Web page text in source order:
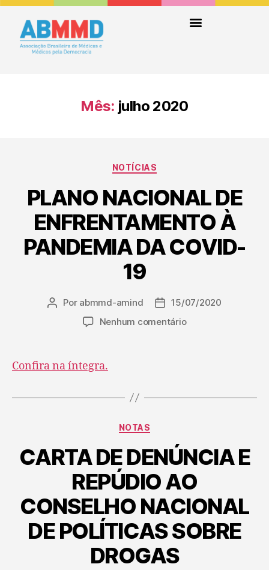
Mês: julho 2020
NOTÍCIAS
PLANO NACIONAL DE
ENFRENTAMENTO À
PANDEMIA DA COVID-
19
Por abmmd-amind
15/07/2020
Nenhum comentário
Confira na íntegra.
NOTAS
CARTA DE DENÚNCIA E
REPÚDIO AO
CONSELHO NACIONAL
DE POLÍTICAS SOBRE
DROGAS